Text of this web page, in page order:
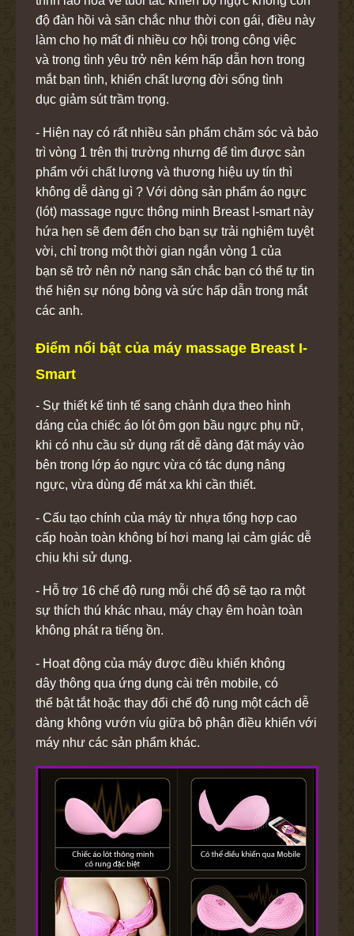
độ đàn hồi và săn chắc như thời con gái, điều này
làm cho họ mất đi nhiều cơ hội trong công việc
và trong tình yêu trở nên kém hấp dẫn hơn trong
mắt bạn tình, khiến chất lượng đời sống tình
dục giảm sút trầm trọng.
- Hiện nay có rất nhiều sản phẩm chăm sóc và bảo
trì vòng 1 trên thị trường nhưng để tìm được sản
phẩm với chất lượng và thương hiệu uy tín thì
không dễ dàng gì ? Với dòng sản phẩm áo ngực
(lót) massage ngực thông minh Breast I-smart này
hứa hẹn sẽ đem đến cho bạn sự trải nghiệm tuyệt
vời, chỉ trong một thời gian ngắn vòng 1 của
bạn sẽ trở nên nở nang săn chắc bạn có thể tự tin
thể hiện sự nóng bỏng và sức hấp dẫn trong mắt
các anh.
Điểm nổi bật của máy massage Breast I-
Smart
- Sự thiết kế tinh tế sang chảnh dựa theo hình
dáng của chiếc áo lót ôm gọn bầu ngực phụ nữ,
khi có nhu cầu sử dụng rất dễ dàng đặt máy vào
bên trong lớp áo ngực vừa có tác dụng nâng
ngực, vừa dùng để mát xa khi cần thiết.
- Cấu tạo chính của máy từ nhựa tổng hợp cao
cấp hoàn toàn không bí hơi mang lại cảm giác dễ
chịu khi sử dụng.
- Hỗ trợ 16 chế độ rung mỗi chế độ sẽ tạo ra một
sự thích thú khác nhau, máy chạy êm hoàn toàn
không phát ra tiếng ồn.
- Hoạt động của máy được điều khiển không
dây thông qua ứng dụng cài trên mobile, có
thể bật tắt hoặc thay đổi chế độ rung một cách dễ
dàng không vướn víu giữa bộ phận điều khiển với
máy như các sản phẩm khác.